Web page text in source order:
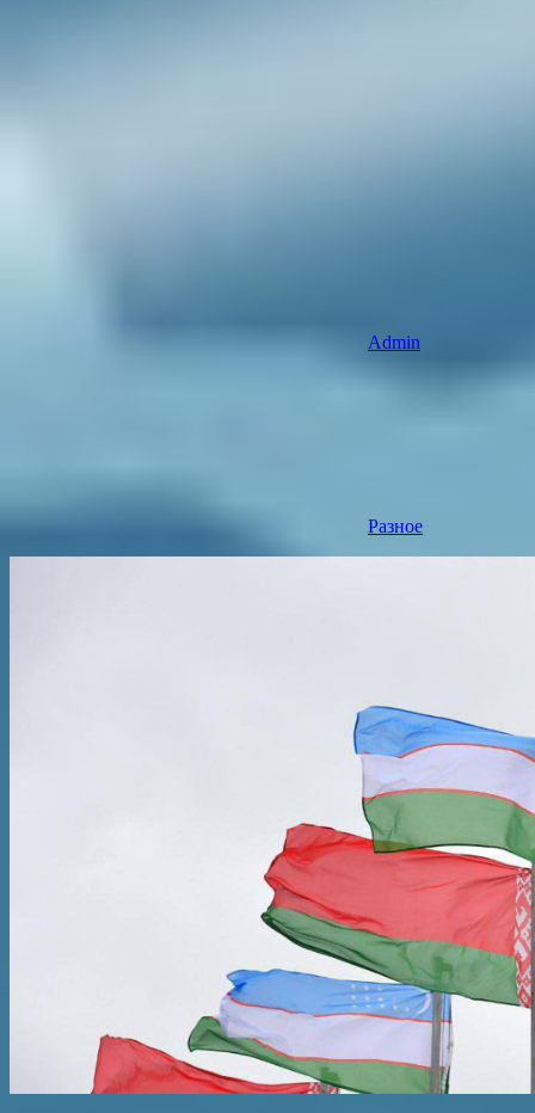
Admin
Разное